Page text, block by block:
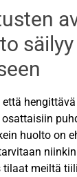
säilyy
huolto on
meiltä